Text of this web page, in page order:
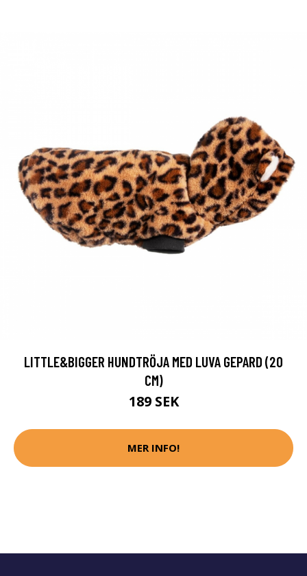
LITTLE&BIGGER HUNDTRÖJA MED LUVA GEPARD (20
CM)
189 SEK
MER INFO!